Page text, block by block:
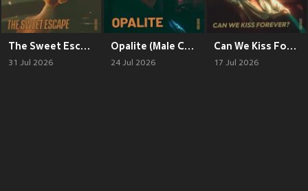
The Sweet Escape (Male Cover)
31 Jul 2026
Opalite (Male Cover)
24 Jul 2026
Can We Kiss Forever? (Male Cover)
17 Jul 2026